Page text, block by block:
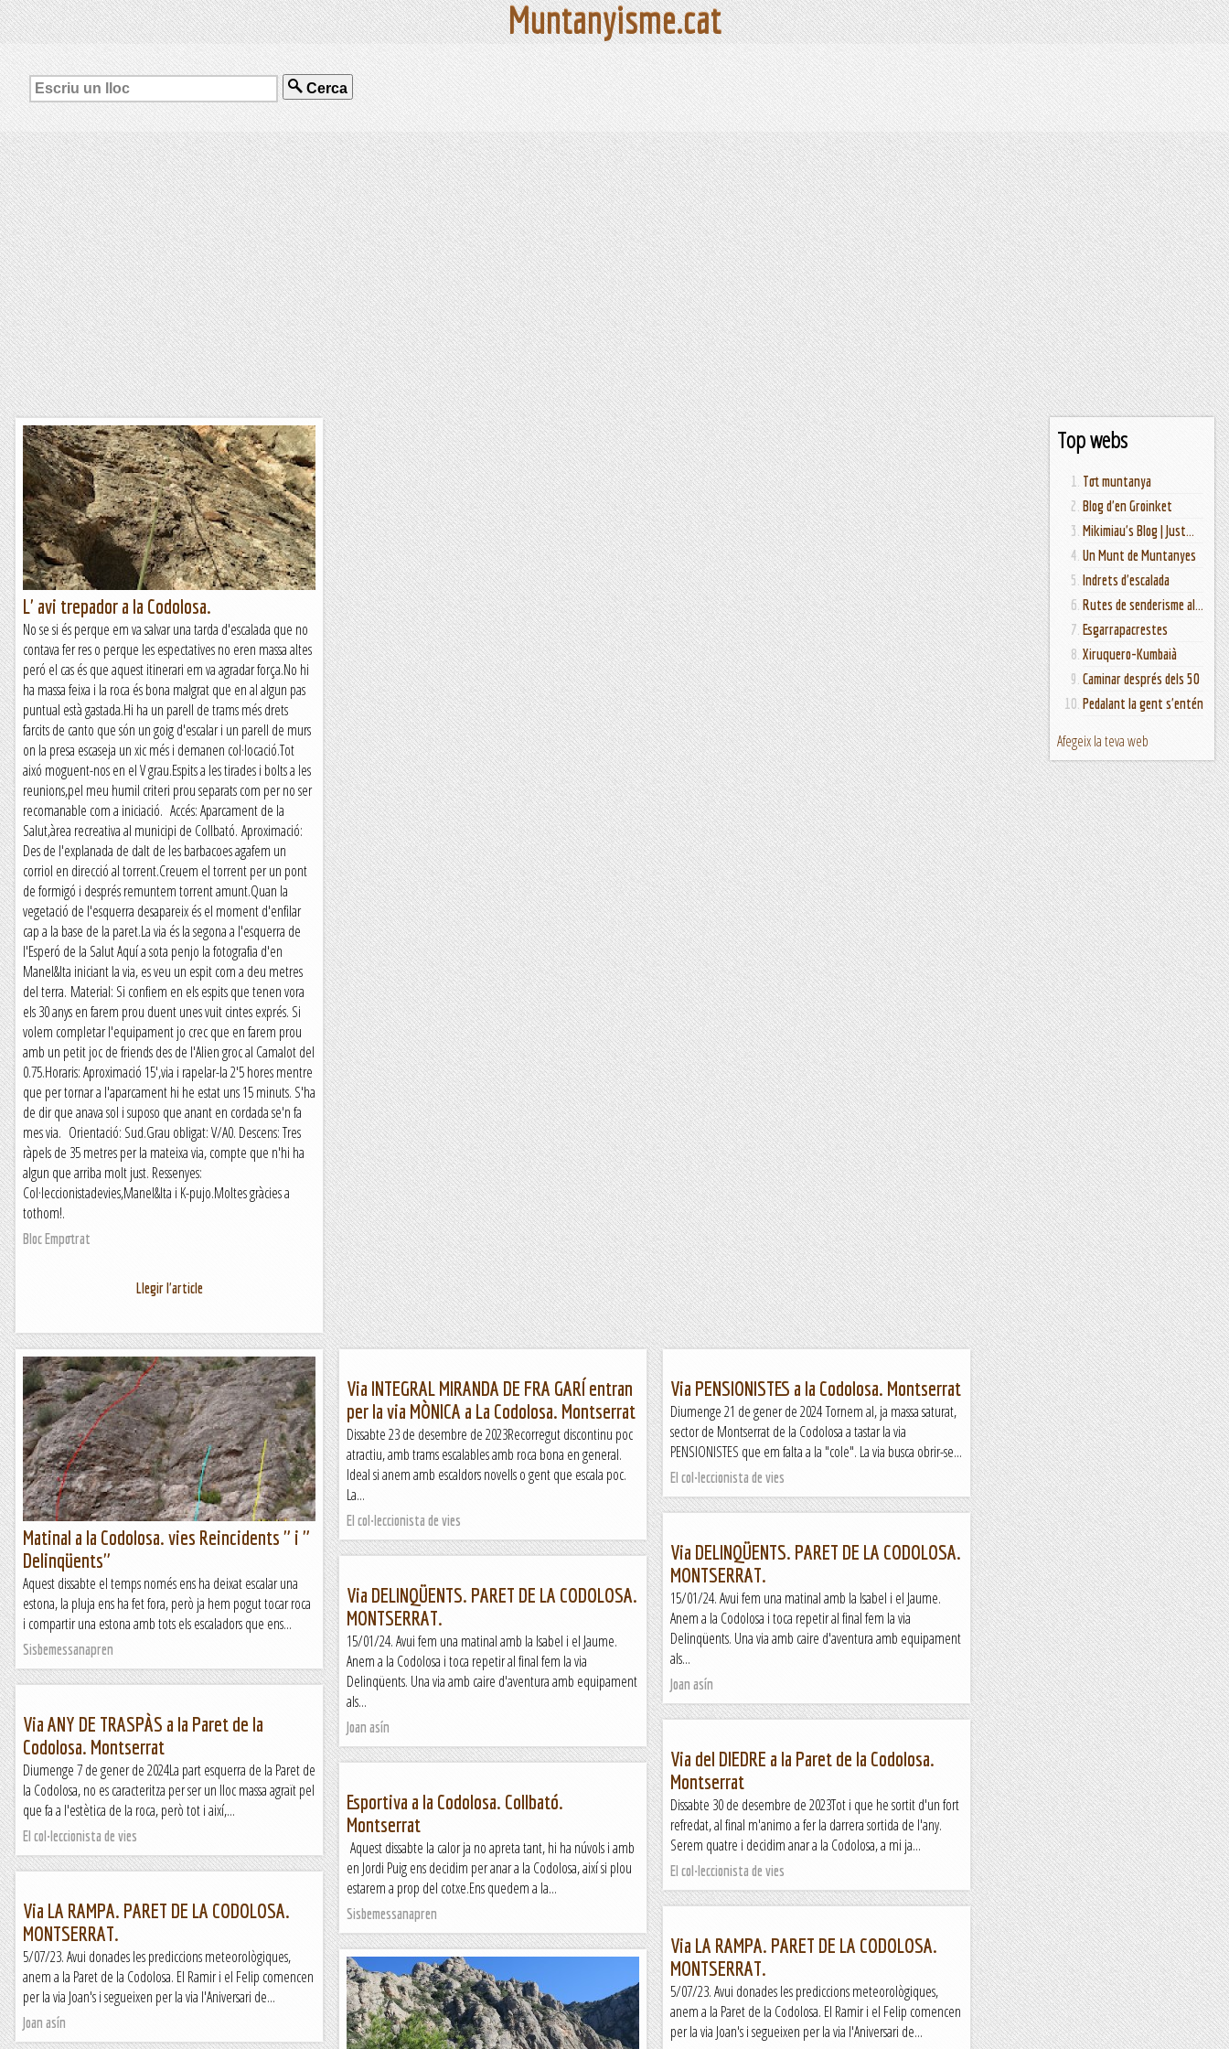
Muntanyisme.cat
Cerca
Top webs
Tot muntanya
Blog d'en Groinket
Mikimiau's Blog | Just...
Un Munt de Muntanyes
Indrets d'escalada
Rutes de senderisme al...
Esgarrapacrestes
Xiruquero-Kumbaià
Caminar després dels 50
Pedalant la gent s'entén
Afegeix la teva web
L' avi trepador a la Codolosa.
No se si és perque em va salvar una tarda d'escalada que no
contava fer res o perque les espectatives no eren massa altes
peró el cas és que aquest itinerari em va agradar força.No hi
ha massa feixa i la roca és bona malgrat que en al algun pas
puntual està gastada.Hi ha un parell de trams més drets
farcits de canto que són un goig d'escalar i un parell de murs
on la presa escaseja un xic més i demanen col·locació.Tot
aixó moguent-nos en el V grau.Espits a les tirades i bolts a les
reunions,pel meu humil criteri prou separats com per no ser
recomanable com a iniciació. Accés: Aparcament de la
Salut,àrea recreativa al municipi de Collbató. Aproximació:
Des de l'explanada de dalt de les barbacoes agafem un
corriol en direcció al torrent.Creuem el torrent per un pont
de formigó i després remuntem torrent amunt.Quan la
vegetació de l'esquerra desapareix és el moment d'enfilar
cap a la base de la paret.La via és la segona a l'esquerra de
l'Esperó de la Salut Aquí a sota penjo la fotografia d'en
Manel&Ita iniciant la via, es veu un espit com a deu metres
del terra. Material: Si confiem en els espits que tenen vora
els 30 anys en farem prou duent unes vuit cintes exprés. Si
volem completar l'equipament jo crec que en farem prou
amb un petit joc de friends des de l'Alien groc al Camalot del
0.75.Horaris: Aproximació 15',via i rapelar-la 2'5 hores mentre
que per tornar a l'aparcament hi he estat uns 15 minuts. S'ha
de dir que anava sol i suposo que anant en cordada se'n fa
mes via. Orientació: Sud.Grau obligat: V/A0. Descens: Tres
ràpels de 35 metres per la mateixa via, compte que n'hi ha
algun que arriba molt just. Ressenyes:
Col·leccionistadevies,Manel&Ita i K-pujo.Moltes gràcies a
tothom!.
Bloc Empotrat
Llegir l'article
Matinal a la Codolosa. vies Reincidents " i "
Delinqüents"
Aquest dissabte el temps només ens ha deixat escalar una
estona, la pluja ens ha fet fora, però ja hem pogut tocar roca
i compartir una estona amb tots els escaladors que ens...
Sisbemessanapren
Via INTEGRAL MIRANDA DE FRA GARÍ entran
per la via MÒNICA a La Codolosa. Montserrat
Dissabte 23 de desembre de 2023Recorregut discontinu poc
atractiu, amb trams escalables amb roca bona en general.
Ideal si anem amb escaldors novells o gent que escala poc.
La...
El col·leccionista de vies
Via PENSIONISTES a la Codolosa. Montserrat
Diumenge 21 de gener de 2024 Tornem al, ja massa saturat,
sector de Montserrat de la Codolosa a tastar la via
PENSIONISTES que em falta a la "cole". La via busca obrir-se...
El col·leccionista de vies
Via DELINQÜENTS. PARET DE LA CODOLOSA.
MONTSERRAT.
15/01/24. Avui fem una matinal amb la Isabel i el Jaume.
Anem a la Codolosa i toca repetir al final fem la via
Delinqüents. Una via amb caire d'aventura amb equipament
als...
Joan asín
Via DELINQÜENTS. PARET DE LA CODOLOSA.
MONTSERRAT.
15/01/24. Avui fem una matinal amb la Isabel i el Jaume.
Anem a la Codolosa i toca repetir al final fem la via
Delinqüents. Una via amb caire d'aventura amb equipament
als...
Joan asín
Via ANY DE TRASPÀS a la Paret de la
Codolosa. Montserrat
Diumenge 7 de gener de 2024La part esquerra de la Paret de
la Codolosa, no es caracteritza per ser un lloc massa agraït pel
que fa a l'estètica de la roca, però tot i així,...
El col·leccionista de vies
Via del DIEDRE a la Paret de la Codolosa.
Montserrat
Dissabte 30 de desembre de 2023Tot i que he sortit d'un fort
refredat, al final m'animo a fer la darrera sortida de l'any.
Serem quatre i decidim anar a la Codolosa, a mi ja...
El col·leccionista de vies
Esportiva a la Codolosa. Collbató.
Montserrat
Aquest dissabte la calor ja no apreta tant, hi ha núvols i amb
en Jordi Puig ens decidim per anar a la Codolosa, així si plou
estarem a prop del cotxe.Ens quedem a la...
Sisbemessanapren
Via LA RAMPA. PARET DE LA CODOLOSA.
MONTSERRAT.
5/07/23. Avui donades les prediccions meteorològiques,
anem a la Paret de la Codolosa. El Ramir i el Felip comencen
per la via Joan's i segueixen per la via l'Aniversari de...
Joan asín
Via LA RAMPA. PARET DE LA CODOLOSA.
MONTSERRAT.
5/07/23. Avui donades les prediccions meteorològiques,
anem a la Paret de la Codolosa. El Ramir i el Felip comencen
per la via Joan's i segueixen per la via l'Aniversari de...